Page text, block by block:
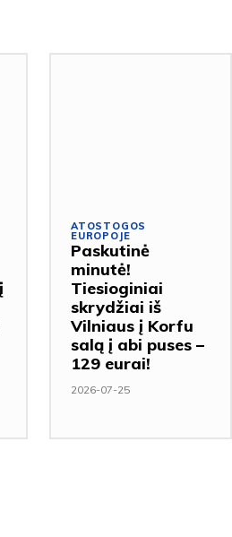
ATOSTOGOS
EUROPOJE
Paskutinė
minutė!
Tiesioginiai
skrydžiai iš
Vilniaus į Korfu
salą į abi puses –
129 eurai!
2026-07-25